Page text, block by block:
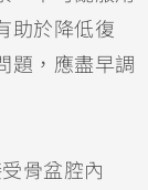
助於降低復
題，應盡早調
骨盆腔內